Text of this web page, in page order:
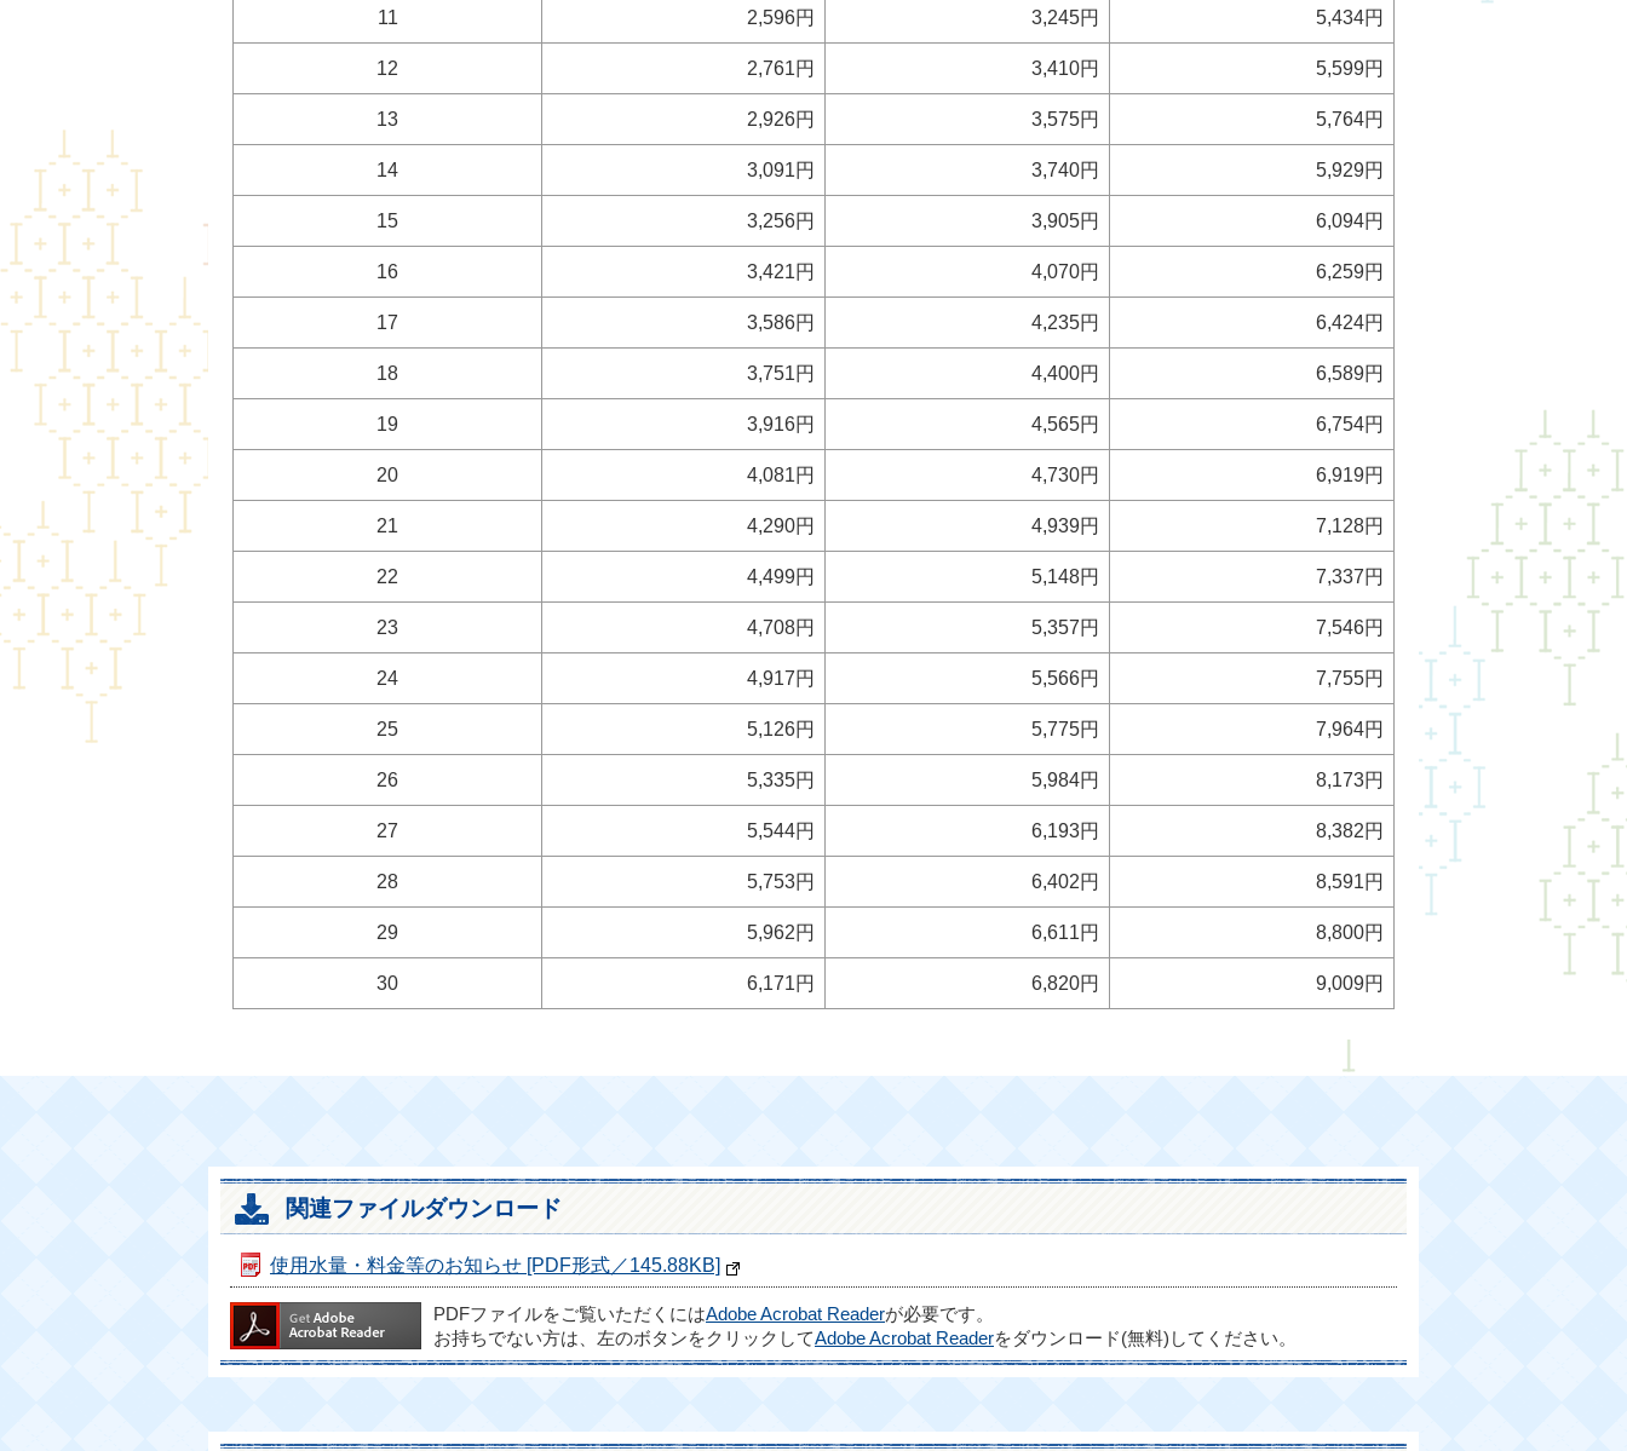
11 2,596円 3,245円 5,434円
12 2,761円 3,410円 5,599円
13 2,926円 3,575円 5,764円
14 3,091円 3,740円 5,929円
15 3,256円 3,905円 6,094円
16 3,421円 4,070円 6,259円
17 3,586円 4,235円 6,424円
18 3,751円 4,400円 6,589円
19 3,916円 4,565円 6,754円
20 4,081円 4,730円 6,919円
21 4,290円 4,939円 7,128円
22 4,499円 5,148円 7,337円
23 4,708円 5,357円 7,546円
24 4,917円 5,566円 7,755円
25 5,126円 5,775円 7,964円
26 5,335円 5,984円 8,173円
27 5,544円 6,193円 8,382円
28 5,753円 6,402円 8,591円
29 5,962円 6,611円 8,800円
30 6,171円 6,820円 9,009円
関連ファイルダウンロード
使用水量・料金等のお知らせ [PDF形式／145.88KB]
PDFファイルをご覧いただくにはAdobe Acrobat Readerが必要です。
お持ちでない方は、左のボタンをクリックしてAdobe Acrobat Readerをダウンロード(無料)してください。